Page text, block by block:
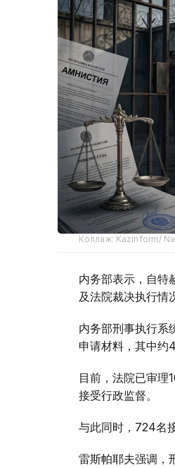
Коллаж: Kazinform/
内务部表示，自特
及法院裁决执行情
内务部刑事执行系
申请材料，其中约
目前，法院已审理
接受行政监督。
与此同时，724名
雷斯帕耶夫强调，